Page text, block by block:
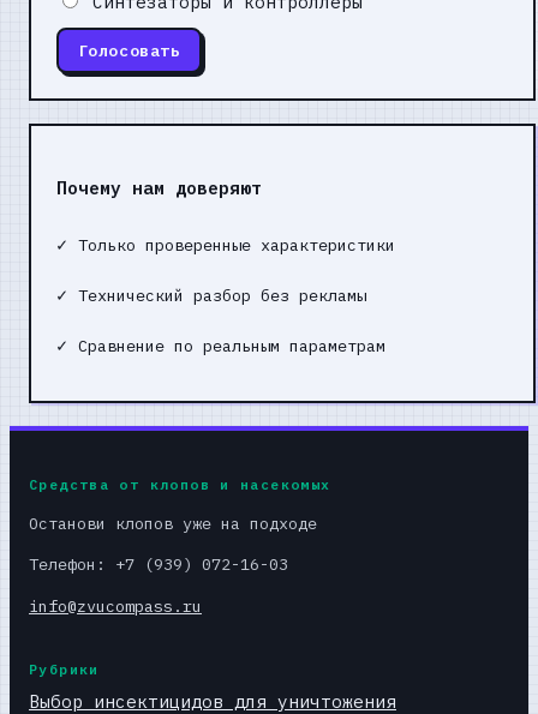
Голосовать
Почему нам доверяют
✓ Только проверенные характеристики
✓ Технический разбор без рекламы
✓ Сравнение по реальным параметрам
Средства от клопов и насекомых
Останови клопов уже на подходе
Телефон: +7 (939) 072-16-03
info@zvucompass.ru
Рубрики
Выбор инсектицидов для уничтожения